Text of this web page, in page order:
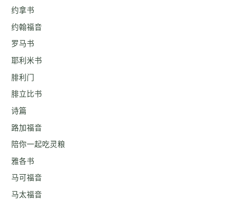
约拿书
约翰福音
罗马书
耶利米书
腓利门
腓立比书
诗篇
路加福音
陪你一起吃灵粮
雅各书
马可福音
马太福音